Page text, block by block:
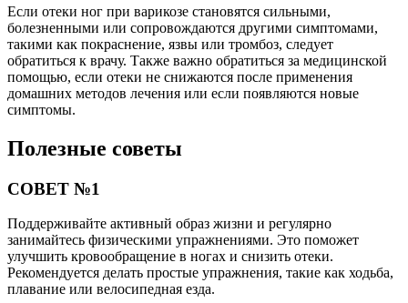
Если отеки ног при варикозе становятся сильными,
болезненными или сопровождаются другими симптомами,
такими как покраснение, язвы или тромбоз, следует
обратиться к врачу. Также важно обратиться за медицинской
помощью, если отеки не снижаются после применения
домашних методов лечения или если появляются новые
симптомы.
Полезные советы
СОВЕТ №1
Поддерживайте активный образ жизни и регулярно
занимайтесь физическими упражнениями. Это поможет
улучшить кровообращение в ногах и снизить отеки.
Рекомендуется делать простые упражнения, такие как ходьба,
плавание или велосипедная езда.